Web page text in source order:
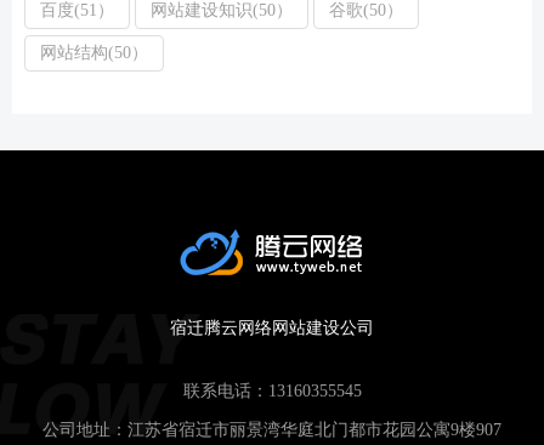
百度(51） 网站建设知识(50） 谷歌(50）
网站结构(50）
宿迁腾云网络网站建设公司
联系电话： 13160355545
公司地址：江苏省宿迁市丽景湾华庭北门都市花园公寓9楼907